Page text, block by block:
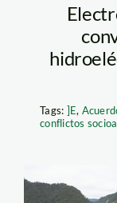
Tags: ]E,
conflictos